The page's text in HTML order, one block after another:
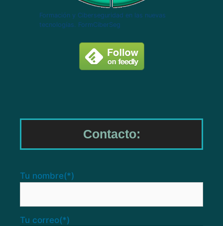
Formación y Ciberseguridad en las nuevas
tecnologías. FormCiberSeg
Contacto:
Tu nombre(*)
Tu correo(*)